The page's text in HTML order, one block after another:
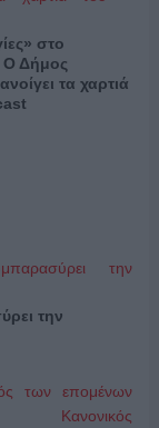
στο
Ο Δήμος
τα χαρτιά
την